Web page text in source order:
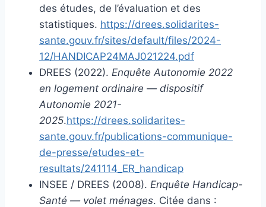
des études, de l’évaluation et des
statistiques. https://drees.solidarites-
sante.gouv.fr/sites/default/files/2024-
12/HANDICAP24MAJ021224.pdf
DREES (2022). Enquête Autonomie 2022
en logement ordinaire — dispositif
Autonomie 2021-
2025.https://drees.solidarites-
sante.gouv.fr/publications-communique-
de-presse/etudes-et-
resultats/241114_ER_handicap
INSEE / DREES (2008). Enquête Handicap-
Santé — volet ménages. Citée dans :